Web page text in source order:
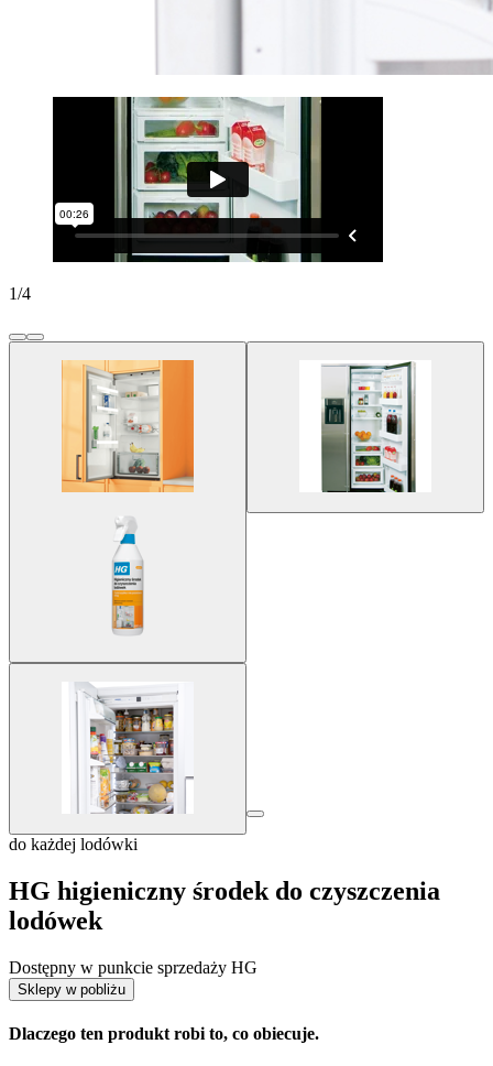
1/4
do każdej lodówki
HG higieniczny środek do czyszczenia
lodówek
Dostępny w punkcie sprzedaży HG
Sklepy w pobliżu
Dlaczego ten produkt robi to, co obiecuje.